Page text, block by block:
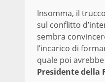
Insomma, il
sul conflitto
sembra
l’incarico di
quale poi
Presidente della